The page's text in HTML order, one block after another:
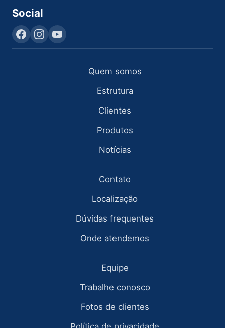
Social
Quem somos
Estrutura
Clientes
Produtos
Notícias
Contato
Localização
Dúvidas frequentes
Onde atendemos
Equipe
Trabalhe conosco
Fotos de clientes